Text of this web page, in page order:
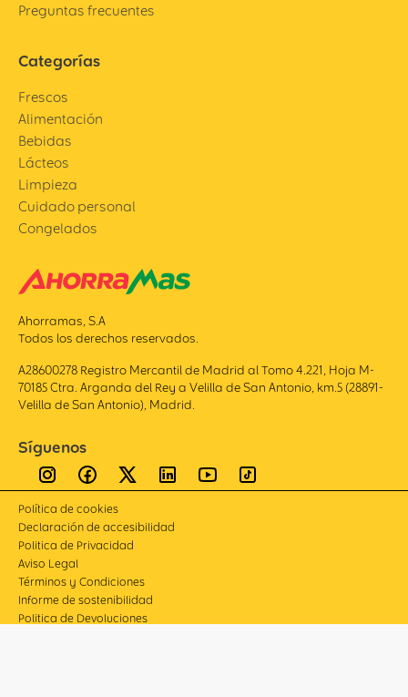
Preguntas frecuentes
Categorías
Frescos
Alimentación
Bebidas
Lácteos
Limpieza
Cuidado personal
Congelados
Ahorramas, S.A
Todos los derechos reservados.
A28600278 Registro Mercantil de Madrid al Tomo 4.221, Hoja M-
70185 Ctra. Arganda del Rey a Velilla de San Antonio, km.5 (28891-
Velilla de San Antonio), Madrid.
Síguenos
Política de cookies
Declaración de accesibilidad
Politica de Privacidad
Aviso Legal
Términos y Condiciones
Informe de sostenibilidad
Politica de Devoluciones